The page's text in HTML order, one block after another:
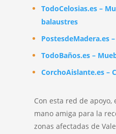
TodoCelosias.es –
balaustres
PostesdeMadera.es
TodoBaños.es –
CorchoAislante.es –
Con esta red de apoyo,
mano amiga para la
zonas afectadas de